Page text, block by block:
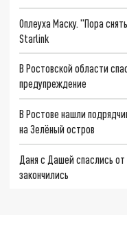
Оплеуха Маску. "Пора
Starlink
В Ростовской области
предупреждение
В Ростове нашли
на Зелёный остров
Даня с Дашей спаслись
закончились